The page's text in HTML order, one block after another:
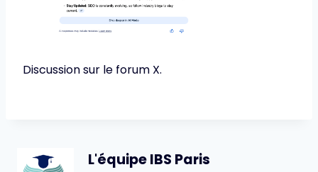
Discussion sur le forum X.
L'équipe IBS Paris